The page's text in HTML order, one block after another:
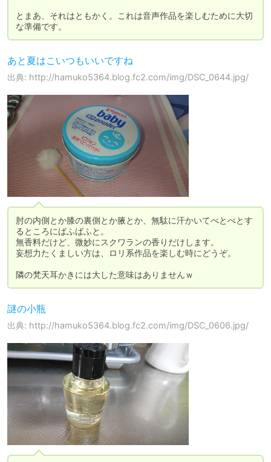
とまあ、それはともかく。これは音声作品を楽しむために大切
な準備です。
あと夏はこいつもいいですね
出典: http://hamuko5364.blog.fc2.com/img/DSC_0644.jpg/
肘の内側とか膝の裏側とか腋とか、無駄に汗かいてべとべとす
るところにばふばふと。
無香料だけど、微妙にスクワランの香りだけします。
妄想力たくましい方は、ロリ系作品を楽しむ時にどうぞ。
隣の梵天耳かきには大した意味はありませんｗ
謎の小瓶
出典: http://hamuko5364.blog.fc2.com/img/DSC_0606.jpg/